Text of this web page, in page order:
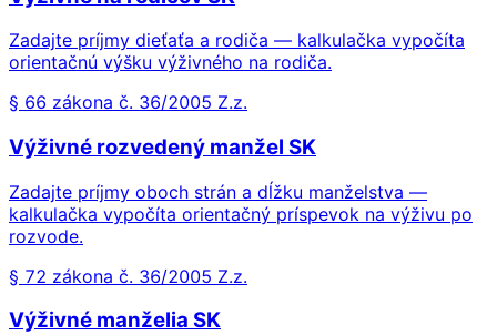
Zadajte príjmy dieťaťa a rodiča — kalkulačka vypočíta
orientačnú výšku výživného na rodiča.
§ 66 zákona č. 36/2005 Z.z.
Výživné rozvedený manžel SK
Zadajte príjmy oboch strán a dĺžku manželstva —
kalkulačka vypočíta orientačný príspevok na výživu po
rozvode.
§ 72 zákona č. 36/2005 Z.z.
Výživné manželia SK